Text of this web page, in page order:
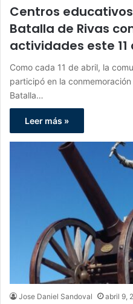
Centros
Batalla de Rivas
actividades este 11
Como cada 11 de abril, la
participó en la
Batalla…
Leer más »
Jose Daniel Sandoval abril 9,